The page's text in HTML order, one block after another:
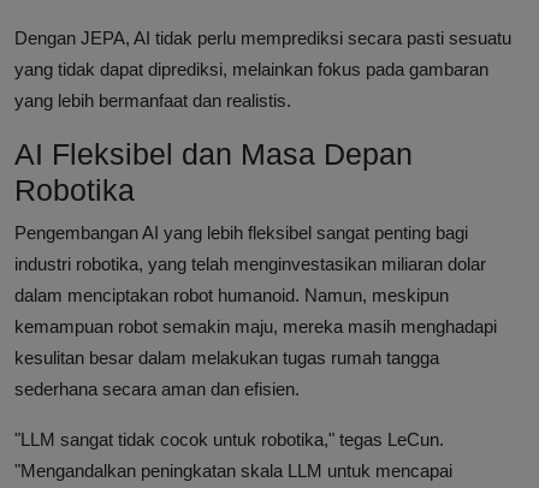
Dengan JEPA, AI tidak perlu memprediksi secara pasti sesuatu
yang tidak dapat diprediksi, melainkan fokus pada gambaran
yang lebih bermanfaat dan realistis.
AI Fleksibel dan Masa Depan
Robotika
Pengembangan AI yang lebih fleksibel sangat penting bagi
industri robotika, yang telah menginvestasikan miliaran dolar
dalam menciptakan robot humanoid. Namun, meskipun
kemampuan robot semakin maju, mereka masih menghadapi
kesulitan besar dalam melakukan tugas rumah tangga
sederhana secara aman dan efisien.
"LLM sangat tidak cocok untuk robotika," tegas LeCun.
"Mengandalkan peningkatan skala LLM untuk mencapai